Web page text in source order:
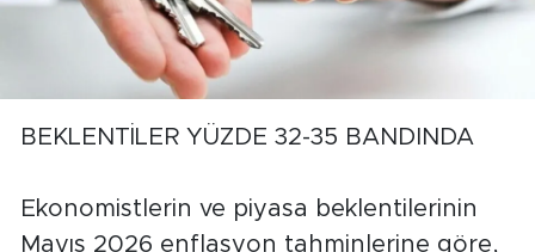
BEKLENTİLER YÜZDE 32-35 BANDINDA
Ekonomistlerin ve piyasa beklentilerinin
Mayıs 2026 enflasyon tahminlerine göre,